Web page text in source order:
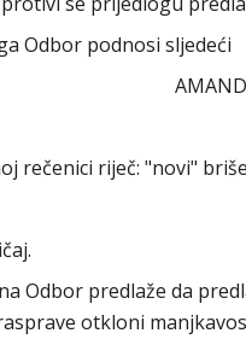
Odbor podnosi sljedeći
rečenici riječ: "novi"
Odbor predlaže da
otkloni